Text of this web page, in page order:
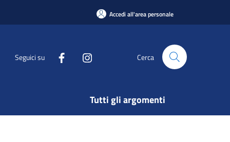
Accedi all'area personale
Seguici su Cerca
Tutti gli argomenti